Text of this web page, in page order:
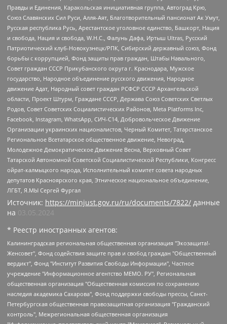
Правды и Единения, Каракольская инициативная группа, Автоград Крю,
Союз Славянских Сил Руси, Алля-Аят, Благотворительный пансионат Ак Умут,
Русская республика Русь, Арестантское уголовное единство, Башкорт, Нация
и свобода, Нация и свобода, W.H.С., Фалунь Дафа, Иртыш Ultras, Русский
Патриотический клуб-Новокузнецк/РПК, Сибирский державный союз, Фонд
борьбы с коррупцией, Фонд защиты прав граждан, Штабы Навального,
Совет граждан СССР Прикубанского округа г. Краснодара, Мужское
государство, Народное объединение русского движения, Народное
движение Адат, Народный совет граждан РСФСР СССР Архангельской
области, Проект Штурм, Граждане СССР, Держава Союз Советских Светлых
Родов, Совет Советских Социалистических Районов, Meta Platforms Inc,
Facebook, Instagram, WhatsApp, СИЧ-С14, Добровольческое Движение
Организации украинских националистов, Черный Комитет, Татарстанское
Региональное Всетатарское общественное движение, Невоград,
Молодежное Демократическое Движение Весна, Верховный Совет
Татарской Автономной Советской Социалистической Республики, Конгресс
ойрат-калмыцкого народа, Исполнительный комитет совета народных
депутатов Красноярского края, Этническое национальное объединение,
ЛГБТ, Я.МЫ Сергей Фургал
Источник: https://minjust.gov.ru/ru/documents/7822/ данные
на 03.05.2024
* Реестр иностранных агентов:
Калининградская региональная общественная организация "Экозащита!-Женсовет", Фонд содействия защите прав и свобод граждан "Общественный вердикт", Фонд "Институт Развития Свободы Информации", Частное учреждение "Информационное агентство МЕМО. РУ", Региональная общественная организация "Общественная комиссия по сохранению наследия академика Сахарова", Фонд поддержки свободы прессы, Санкт-Петербургская общественная правозащитная организация "Гражданский контроль", Межрегиональная общественная организация "Информационно-просветительский центр "Мемориал", Региональный Фонд "Центр Защиты Прав Средств Массовой Информации", с 05.12.2023 Фонд "Центр Защиты Прав Средств массовой информации", Региональная общественная благотворительная организация помощи беженцам и мигрантам "Гражданское содействие", Негосударственное образовательное учреждение дополнительного профессионального образования (повышение квалификации) специалистов "АКАДЕМИЯ ПО ПРАВАМ ЧЕЛОВЕКА", Свердловская региональная общественная организация "Сутяжник", Автономная некоммерческая организация "Центр независимых социологических исследований", Союз общественных объединений "Российский исследовательский центр по правам человека", Региональное общественное учреждение научно-информационный центр "МЕМОРИАЛ", Некоммерческая организация "Фонд защиты гласности", Автономная некоммерческая организация "Институт прав человека", Городская общественная организация "Екатеринбургское общество "МЕМОРИАЛ", Городская общественная организация "Рязанское историко-просветительское и правозащитное общество "Мемориал" (Рязанский Мемориал), Челябинский региональный орган общественной самодеятельности – женское общественное объединение "Женщины Евразии", Челябинский региональный орган общественной самодеятельности "Уральская правозащитная группа", Фонд содействия защите здоровья и социальной справедливости имени Андрея Рылькова, Автономная Некоммерческая Организация "Аналитический Центр Юрия Левады", Автономная некоммерческая организация социальной поддержки населения "Проект Апрель", Региональная общественная организация помощи женщинам и детям, находящимся в кризисной ситуации "Информационно-методический центр "Анна", Фонд содействия развитию массовых коммуникаций и правовому просвещению "Так-так-Так", Фонд содействия устойчивому развитию "Серебряная тайга", Свердловский региональный общественный фонд социальных проектов "Новое время", "Idel.Реалии", Кавказ.Реалии, Крым.Реалии, Телеканал Настоящее Время, Татаро-башкирская служба Радио Свобода (Azatliq Radiosi), Радио Свободная Европа/Радио Свобода (PCE/PC), "Сибирь.Реалии", "Фактограф", Благотворительный фонд помощи осужденным и их семьям, Автономная некоммерческая организация "Институт глобализации и социальных движений", Фонд "В защиту прав заключенных", Частное учреждение "Центр поддержки и содействия развитию средств массовой информации", Пензенский региональный общественный благотворительный фонд "Гражданский союз", "Север.Реалии", Некоммерческая организация Фонд "Правовая инициатива", Общество с ограниченной ответственностью "Радио Свободная Европа/Радио Свобода", Чешское информационное агентство "MEDIUM-ORIENT", Красноярская региональная общественная организация "Мы против СПИДа", Камалягин Денис Николаевич, Маркелов Сергей Евгеньевич, Пономарев Лев Александрович, Савицкая Людмила Алексеевна, Автономная некоммерческая организация "Центр по работе с проблемой насилия "НАСИЛИЮ.НЕТ", Межрегиональный профессиональный союз работников здравоохранения "Альянс врачей", Юридическое лицо, зарегистрированное в Латвийской Республике, SIA "Medusa Project" (регистрационный номер 40103797863, дата регистрации 10.06.2014), Некоммерческая организация "Фонд по борьбе с коррупцией", Автономная некоммерческая организация "Институт права и публичной политики", Баданин Роман Сергеевич, Гликин Максим Александрович, Железнова Мария Михайловна, Лукьянова Юлия Сергеевна, Маетная Елизавета Витальевна, Маняхин Петр Борисович, Чуракова Ольга Владимировна, Ярош Юлия Петровна, Юридическое лицо "The Insider SIA", зарегистрированное в Риге, Латвийская Республика (дата регистрации 26.06.2015), являющееся администратором доменного имени интернет-издания "The Insider SIA", https://theins.ru, Постернак Алексей Евгеньевич, Рубин Михаил Аркадьевич, Анин Роман Александрович, Юридическое лицо Istories fonds, зарегистрированное в Латвийской Республике (регистрационный номер 50008295751, дата регистрации 24.02.2020), Великовский Дмитрий Александрович, Долинина Ирина Николаевна, Мароховская Алеся Алексеевна, Шлейнов Роман Юрьевич, Шмагун Олеся Валентиновна, Общество с ограниченной ответственностью "Альтаир 2021", Общество с ограниченной ответственностью "Вега 2021", Общество с ограниченной ответственностью "Главный редактор 2021", Общество с ограниченной ответственностью "Ромашки монолит", Важенков Артем Валерьевич, Ивановская областная общественная организация "Центр гендерных исследований", Гурман Юрий Альбертович, Медиапроект "ОВД-Инфо", Егоров Владимир Владимирович, Жилинский Владимир Александрович, Общество с ограниченной ответственностью "ЗП", Иванова София Юрьевна, Карезина Инна Павловна, Кильтау Екатерина Викторовна, Петров Алексей Викторович, Пискунов Сергей Евгеньевич, Смирнов Сергей Сергеевич, Тихонов Михаил Сергеевич, Общество с ограниченной ответственностью "ЖУРНАЛИСТ-ИНОСТРАННЫЙ АГЕНТ", Арапова Галина Юрьевна, Вольтская Татьяна Анатольевна, Американская компания "Mason G.E.S. Anonymous Foundation" (США), являющаяся владельцем интернет-издания https://mnews.world/, Компания "Stichting Bellingcat", зарегистрированная в Нидерландах (дата регистрации 11.07.2018), Захаров Андрей Вячеславович, Клепиковская Екатерина Дмитриевна, Общество с ограниченной ответственностью "МЕМО", Перл Роман Александрович, Симонов Евгений Алексеевич, Соловьева Елена Анатольевна, Сотников Даниил Владимирович, Сурначева Елизавета Дмитриевна, Автономная некоммерческая организация по защите прав человека и информированию населения "Якутия – Наше Мнение", Общество с ограниченной ответственностью "Москоу диджитал медиа", с 26.01.2023 Общество с ограниченной ответственностью "Чайка Белые сады", Ветошкина Валерия Валерьевна, Заговора Максим Александрович, Межрегиональное общественное движение "Российская ЛГБТ - сеть", Оленичев Максим Владимирович, Павлов Иван Юрьевич, Скворцова Елена Сергеевна, Общество с ограниченной ответственностью "Как бы инагент", Кочетков Игорь Викторович, Общество с ограниченной ответственностью "Честные выборы", Еланчик Олег Александрович, Общество с ограниченной ответственностью "Нобелевский призыв", Гималова Регина Эмилевна, Григорьев Андрей Валерьевич, Григорьева Алина Александровна, Ассоциация по содействию защите прав призывников, альтернативнослужащих и военнослужащих "Правозащитная группа "Гражданин.Армия.Право", Хисамова Регина Фаритовна, Автономная некоммерческая организация по реализации социально-правовых программ "Лилит", Дальневосточное общественное движение "Маяк", Санкт-Петербургская ЛГБТ-инициативная группа "Выход", Инициативная группа ЛГБТ+ "Реверс", Алексеев Андрей Викторович, Бекбулатова Таисия Львовна, Беляев Иван Михайлович, Владыкина Елена Сергеевна, Гельман Марат Александрович, Никульшина Вероника Юрьевна, Толоконникова Надежда Андреевна, Шендерович Виктор Анатольевич, Общество с ограниченной ответственностью "Данное сообщение", Общество с ограниченной ответственностью Издательский дом "Новая глава", Айнбиндер Александра Александровна, Московский комьюнити-центр для ЛГБТ+инициатив, Благотворительный фонд развития филантропии, Deutsche Welle (Германия, Kurt-Schumacher-Strasse 3, 53113 Bonn), Борзунова Мария Михайловна, Воробьев Виктор Викторович, Голубева Анна Львовна, Константинова Алла Михайловна, Малкова Ирина Владимировна, Мурадов Мурад Абдулгалимович, Осетинская Елизавета Николаевна, Понасенков Евгений Николаевич, Ганапольский Матвей Юрьевич, Киселев Евгений Алексеевич, Борухович Ирина Григорьевна, Дремин Иван Тимофеевич, Дубровский Дмитрий Викторович, Красноярская региональная общественная организация поддержки и развития альтернативных образовательных технологий и межкультурных коммуникаций "ИНТЕРРА", Маяковская Екатерина Алексеевна, Фейгин Марк Захарович, Филимонов Андрей Викторович, Дзугкоева Регина Николаевна, Доброхотов Роман Александрович, Дудь Юрий Александрович, Елкин Сергей Владимирович, Кругликов Кирилл Игоревич, Сабунаева Мария Леонидовна, Семенов Алексей Владимирович, Шаинян Карен Багратович, Шульман Екатерина Михайловна, Асафьев Артур Валерьевич, Вахштайн Виктор Семенович, Венедиктов Алексей Алексеевич, Лушникова Екатерина Евгеньевна, Волков Леонид Михайлович, Невзоров Александр Глебович, Пархоменко Сергей Борисович, Сироткин Ярослав Николаевич, Кара-Мурза Владимир Владимирович, Баранова Наталья Владимировна, Гозман Леонид Яковлевич, Кагарлицкий Борис Юльевич, Климарев Михаил Валерьевич, Милов Владимир Станиславович, Автономная некоммерческая организация Краснодарский центр современного искусства "Типография", Моргенштерн Алишер Тагирович, Соболь Любовь Эдуардовна, Общество с ограниченной ответственностью "ЛИЗА НОРМ", Каспаров Гарри Кимович, Ходорковский Михаил Борисович, Общество с ограниченной ответственностью "Апрельские тезисы", Данилович Ирина Брониславовна, Кашин Олег Владимирович, Петров Николай Владимирович, Пивоваров Алексей Владимирович, Соколов Михаил Владимирович, Цветкова Юлия Владимировна, Чичваркин Евгений Александрович, Комитет против пыток/Команда против пыток, Общество с ограниченной ответственностью "Первый научный", Общество с ограниченной ответственностью "Вертолет и ко", Белоцерковская Вероника Борисовна, Кац Максим Евгеньевич, Лазарева Татьяна Юрьевна, Шаведдинов Руслан Табризович, Яшин Илья Валерьевич, Общество с ограниченной ответственностью "Иноагент ААВ", Алешковский Дмитрий Петрович, Альбац Евгения Марковна, Быков Дмитрий Львович, Галямина Юлия Евгеньевна, Лойко Сергей Леонидович, Мартынов Кирилл Константинович, Медведев Сергей Александрович, Крашенинников Федор Геннадиевич, Гордеева Катерина Вл